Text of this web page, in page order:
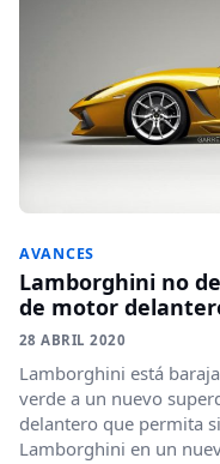
AVANCES
Lamborghini no
de motor
28 ABRIL 2020
Lamborghini está
verde a un nuevo
delantero que permita
Lamborghini en un